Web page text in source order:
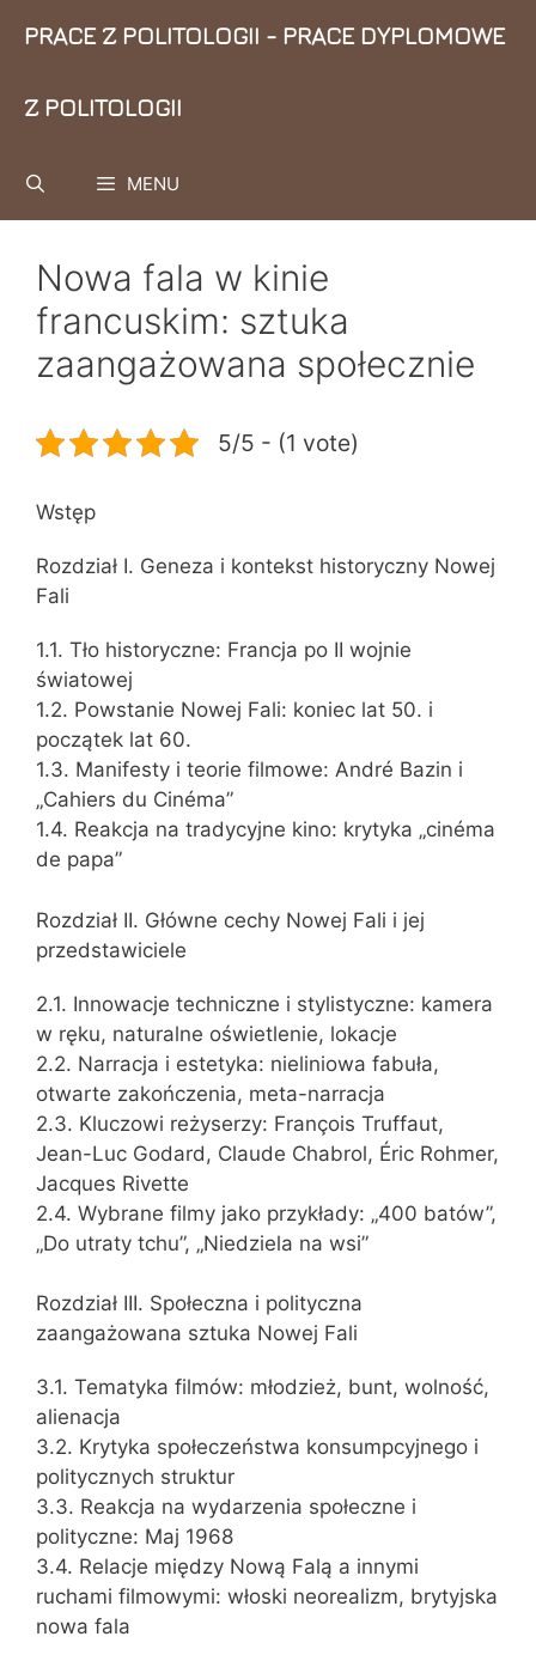
PRACE Z POLITOLOGII - PRACE DYPLOMOWE
Z POLITOLOGII
MENU
Nowa fala w kinie
francuskim: sztuka
zaangażowana społecznie
5/5 - (1 vote)
Wstęp
Rozdział I. Geneza i kontekst historyczny Nowej
Fali
1.1. Tło historyczne: Francja po II wojnie
światowej
1.2. Powstanie Nowej Fali: koniec lat 50. i
początek lat 60.
1.3. Manifesty i teorie filmowe: André Bazin i
„Cahiers du Cinéma”
1.4. Reakcja na tradycyjne kino: krytyka „cinéma
de papa”
Rozdział II. Główne cechy Nowej Fali i jej
przedstawiciele
2.1. Innowacje techniczne i stylistyczne: kamera
w ręku, naturalne oświetlenie, lokacje
2.2. Narracja i estetyka: nieliniowa fabuła,
otwarte zakończenia, meta-narracja
2.3. Kluczowi reżyserzy: François Truffaut,
Jean-Luc Godard, Claude Chabrol, Éric Rohmer,
Jacques Rivette
2.4. Wybrane filmy jako przykłady: „400 batów”,
„Do utraty tchu”, „Niedziela na wsi”
Rozdział III. Społeczna i polityczna
zaangażowana sztuka Nowej Fali
3.1. Tematyka filmów: młodzież, bunt, wolność,
alienacja
3.2. Krytyka społeczeństwa konsumpcyjnego i
politycznych struktur
3.3. Reakcja na wydarzenia społeczne i
polityczne: Maj 1968
3.4. Relacje między Nową Falą a innymi
ruchami filmowymi: włoski neorealizm, brytyjska
nowa fala